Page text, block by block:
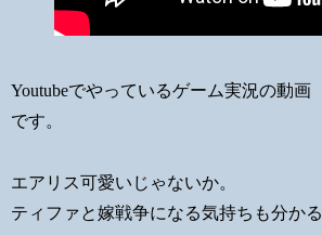
Youtubeでやっているゲーム実況の動画
です。
エアリス可愛いじゃないか。
ティファと嫁戦争になる気持ちも分かる